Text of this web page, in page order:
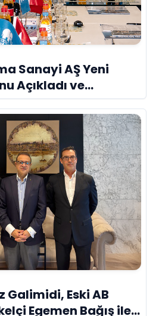
Sanayi AŞ Yeni
Açıkladı ve
Küresel Vizyon
Galimidi, Eski AB
Egemen Bağış ile